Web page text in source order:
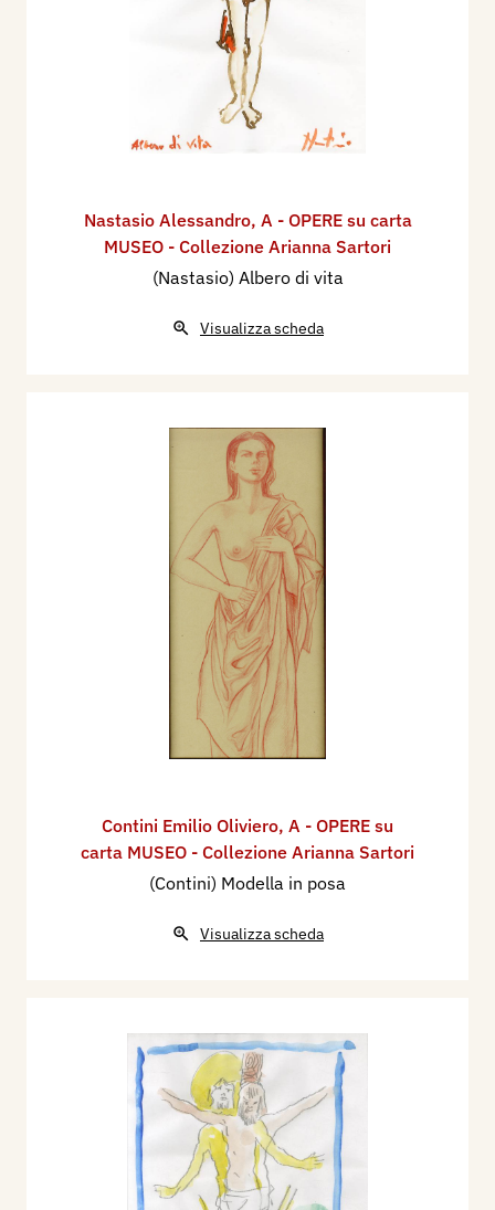
Nastasio Alessandro, A - OPERE su carta
MUSEO - Collezione Arianna Sartori
(Nastasio) Albero di vita
Visualizza scheda
Contini Emilio Oliviero, A - OPERE su
carta MUSEO - Collezione Arianna Sartori
(Contini) Modella in posa
Visualizza scheda